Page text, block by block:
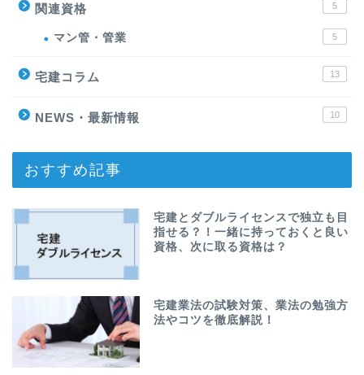
関連資格 5
マン管・管業 5
宅建コラム 13
NEWS・最新情報 10
おすすめ記事
宅建とダブルライセンスで独立も目
指せる？！一緒に持っておくと良い
資格、次に取る資格は？
宅建業法の試験対策、業法の勉強方
法やコツを徹底解説！